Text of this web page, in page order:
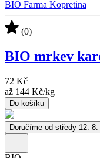
BIO Farma Kopretina
(0)
BIO mrkev
72 Kč
až 144 Kč/kg
Do košíku
Doručíme od středy 12. 8.